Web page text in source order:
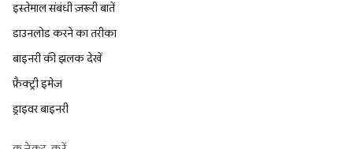
इस्तेमाल संबंधी ज़रूरी बातें
डाउनलोड करने का तरीका
बाइनरी की झलक देखें
फ़ैक्ट्री इमेज
ड्राइवर बाइनरी